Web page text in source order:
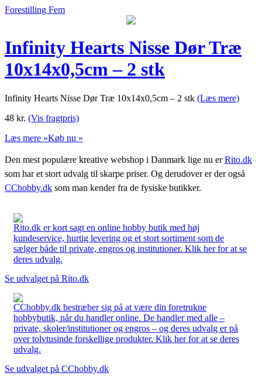
Forestilling Fem
Infinity Hearts Nisse Dør Træ
10x14x0,5cm – 2 stk
Infinity Hearts Nisse Dør Træ 10x14x0,5cm – 2 stk (Læs mere)
48 kr. (Vis fragtpris)
Læs mere »Køb nu »
Den mest populære kreative webshop i Danmark lige nu erRito.dk
som har et stort udvalg til skarpe priser. Og derudover er der også
CChobby.dk som man kender fra de fysiske butikker.
Rito.dk er kort sagt en online hobby butik med høj
kundeservice, hurtig levering og et stort sortiment som de
sælger både til private, engros og institutioner. Klik her for at se
deres udvalg.
Se udvalget på Rito.dk
CChobby.dk bestræber sig på at være din foretrukne
hobbybutik, når du handler online. De handler med alle –
private, skoler/institutioner og engros – og deres udvalg er på
over tolvtusinde forskellige produkter. Klik her for at se deres
udvalg.
Se udvalget på CChobby.dk